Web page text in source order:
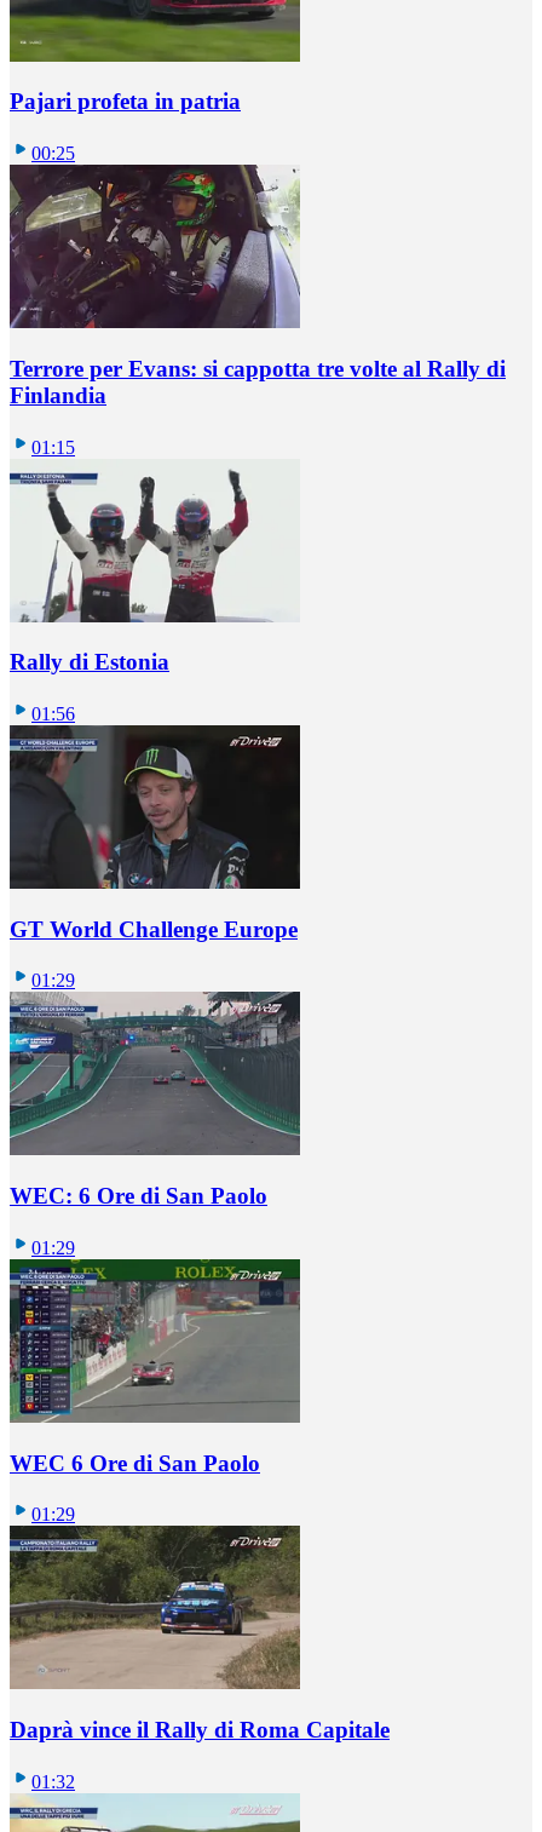
Pajari profeta in patria
00:25
Terrore per Evans: si cappotta tre volte al Rally di
Finlandia
01:15
Rally di Estonia
01:56
GT World Challenge Europe
01:29
WEC: 6 Ore di San Paolo
01:29
WEC 6 Ore di San Paolo
01:29
Daprà vince il Rally di Roma Capitale
01:32